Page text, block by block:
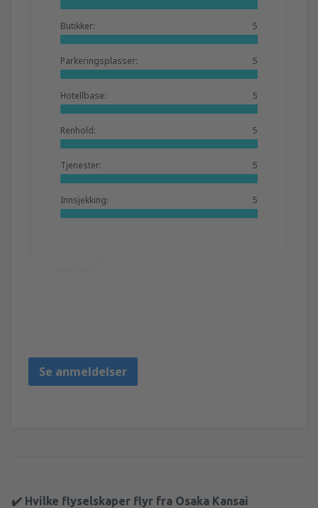
Butikker: 5
Parkeringsplasser: 5
Hotellbase: 5
Renhold: 5
Tjenester: 5
Innsjekking: 5
Se anmeldelser
✔️ Hvilke flyselskaper flyr fra Osaka Kansai